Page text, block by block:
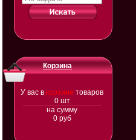
Корзина
У вас в корзине товаров
0 шт
на сумму
0 руб